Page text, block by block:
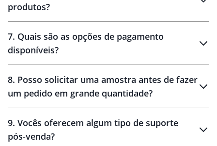
produtos?
10 dias
brinde
48 horas
7. Quais são as opções de pagamento
disponíveis?
8. Posso solicitar uma amostra antes de fazer
um pedido em grande quantidade?
9. Vocês oferecem algum tipo de suporte
pós-venda?